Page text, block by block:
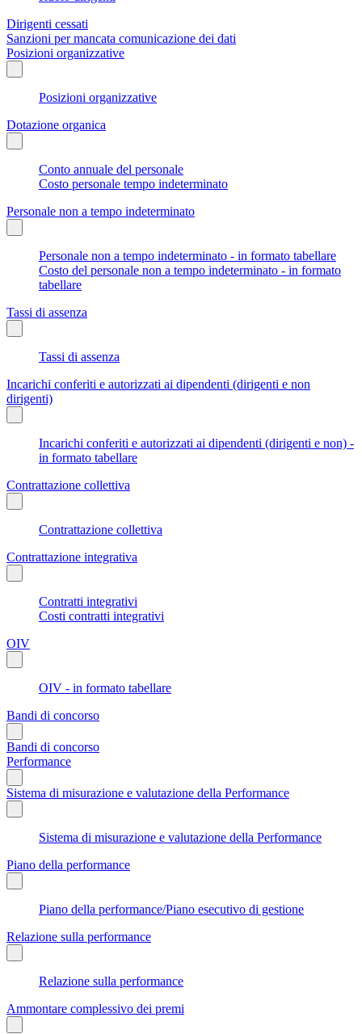
Dirigenti cessati
Sanzioni per mancata comunicazione dei dati
Posizioni organizzative
Posizioni organizzative
Dotazione organica
Conto annuale del personale
Costo personale tempo indeterminato
Personale non a tempo indeterminato
Personale non a tempo indeterminato - in formato tabellare
Costo del personale non a tempo indeterminato - in formato
tabellare
Tassi di assenza
Tassi di assenza
Incarichi conferiti e autorizzati ai dipendenti (dirigenti e non
dirigenti)
Incarichi conferiti e autorizzati ai dipendenti (dirigenti e non) -
in formato tabellare
Contrattazione collettiva
Contrattazione collettiva
Contrattazione integrativa
Contratti integrativi
Costi contratti integrativi
OIV
OIV - in formato tabellare
Bandi di concorso
Bandi di concorso
Performance
Sistema di misurazione e valutazione della Performance
Sistema di misurazione e valutazione della Performance
Piano della performance
Piano della performance/Piano esecutivo di gestione
Relazione sulla performance
Relazione sulla performance
Ammontare complessivo dei premi